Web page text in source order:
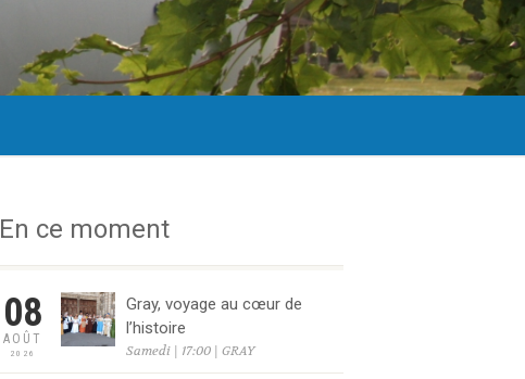
En ce moment
08
AOÛT
2026
Gray, voyage au cœur de
l’histoire
Samedi | 17:00 | GRAY